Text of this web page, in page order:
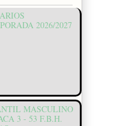
2026/2027
MASCULINO
3 - 53 F.B.H.